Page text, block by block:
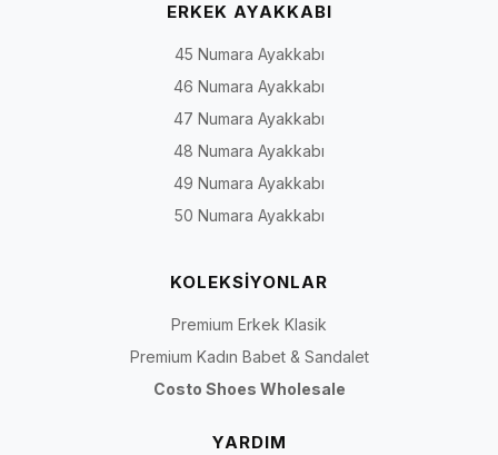
ERKEK AYAKKABI
45 Numara Ayakkabı
46 Numara Ayakkabı
47 Numara Ayakkabı
48 Numara Ayakkabı
49 Numara Ayakkabı
50 Numara Ayakkabı
KOLEKSİYONLAR
Premium Erkek Klasik
Premium Kadın Babet & Sandalet
Costo Shoes Wholesale
YARDIM